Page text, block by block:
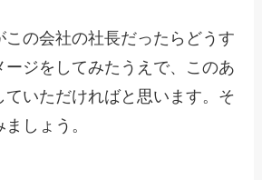
この会社の社長だったらどうす
ージをしてみたうえで、このあ
ていただければと思います。そ
しょう。